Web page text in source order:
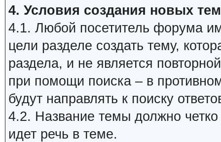
4. Условия создания новых
4.1. Любой посетитель форума
цели разделе создать тему,
раздела, и не является
при помощи поиска – в
будут направлять к поиску
4.2. Название темы должно
идет речь в теме.